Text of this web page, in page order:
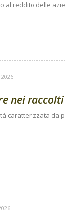
al reddito delle
nei
caratterizzata da